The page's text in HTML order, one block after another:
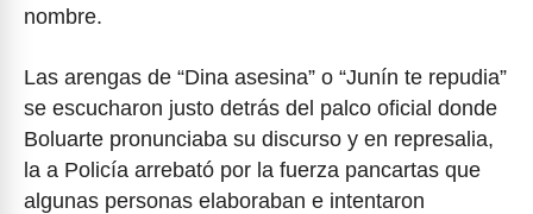
nombre.
Las arengas de “Dina asesina” o “Junín te repudia”
se escucharon justo detrás del palco oficial donde
Boluarte pronunciaba su discurso y en represalia,
la a Policía arrebató por la fuerza pancartas que
algunas personas elaboraban e intentaron